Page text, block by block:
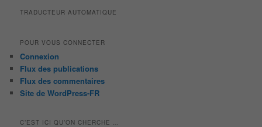
TRADUCTEUR AUTOMATIQUE
POUR VOUS CONNECTER
Connexion
Flux des publications
Flux des commentaires
Site de WordPress-FR
C’EST ICI QU’ON CHERCHE …